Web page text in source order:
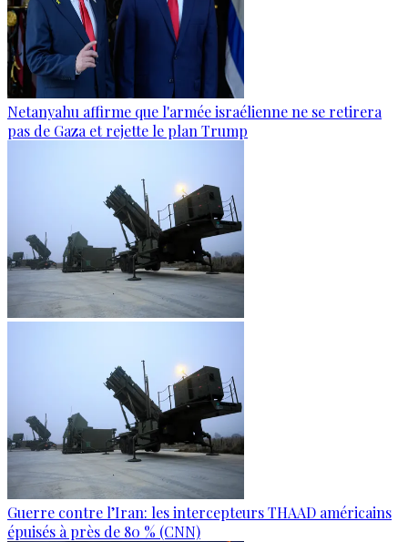
Netanyahu affirme que l'armée israélienne ne se retirera
pas de Gaza et rejette le plan Trump
Guerre contre l’Iran: les intercepteurs THAAD américains
épuisés à près de 80 % (CNN)